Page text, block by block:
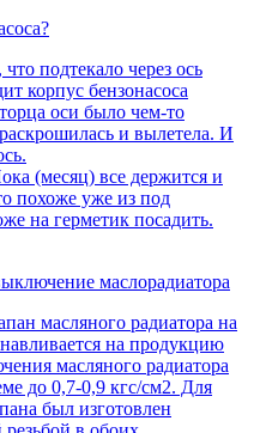
подтекало через ось
корпус бензонасоса
оси было чем-то
и вылетела. И
(месяц) все держится и
похоже уже из под
на герметик посадить.
маслорадиатора
масляного радиатора на
на продукцию
масляного радиатора
до 0,7-0,9 кгс/см2. Для
был изготовлен